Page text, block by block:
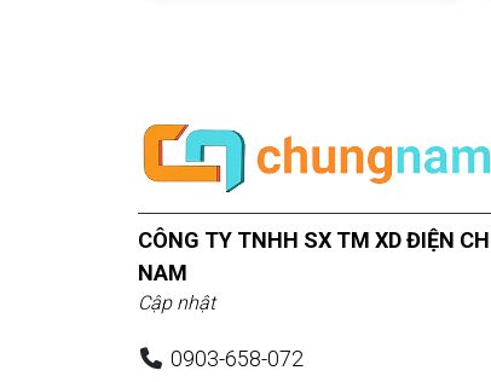
CÔNG TY TNHH SX TM XD ĐIỆN
NAM
Cập nhật
0903-658-072